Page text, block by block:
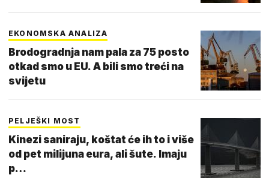
EKONOMSKA ANALIZA
Brodogradnja nam pala za 75 posto
otkad smo u EU. A bili smo treći na
svijetu
PELJEŠKI MOST
Kinezi saniraju, koštat će ih to i više
od pet milijuna eura, ali šute. Imaju
p…